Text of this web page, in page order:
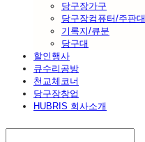
당구장가구
당구장컴퓨터/주판대
기록지/큐분
당구대
할인행사
큐수리공방
천교체코너
당구장창업
HUBRIS 회사소개